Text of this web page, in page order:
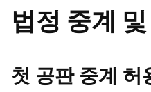
법정 중계
첫 공판 중계 허